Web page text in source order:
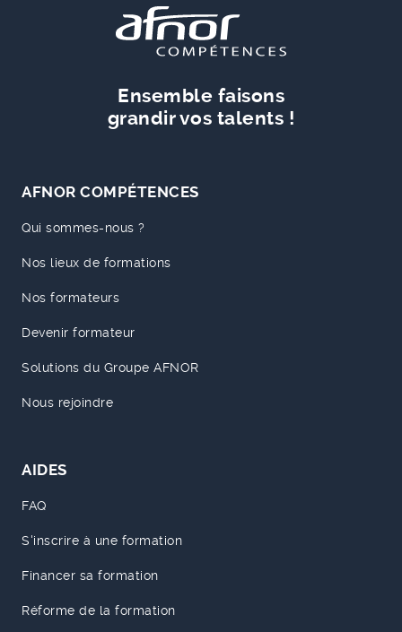
Ensemble faisons
grandir vos talents !
AFNOR COMPÉTENCES
Qui sommes-nous ?
Nos lieux de formations
Nos formateurs
Devenir formateur
Solutions du Groupe AFNOR
Nous rejoindre
AIDES
FAQ
S'inscrire à une formation
Financer sa formation
Réforme de la formation